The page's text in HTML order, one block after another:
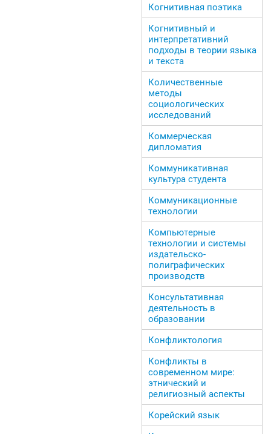
Когнитивная поэтика
Когнитивный и
интерпретативний
подходы в теории языка
и текста
Количественные
методы
социологических
исследований
Коммерческая
дипломатия
Коммуникативная
культура студента
Коммуникационные
технологии
Компьютерные
технологии и системы
издательско-
полиграфических
производств
Консультативная
деятельность в
образовании
Конфликтология
Конфликты в
современном мире:
этнический и
религиозный аспекты
Корейский язык